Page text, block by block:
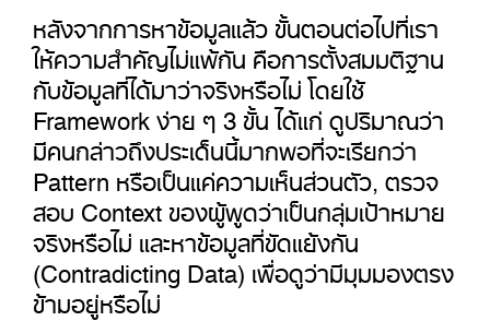
หลังจากการหาข้อมูลแล้ว ขั้นตอนต่อไปที่เรา
ให้ความสำคัญไม่แพ้กัน คือการตั้งสมมติฐาน
กับข้อมูลที่ได้มาว่าจริงหรือไม่ โดยใช้
Framework ง่าย ๆ 3 ขั้น ได้แก่ ดูปริมาณว่า
มีคนกล่าวถึงประเด็นนี้มากพอที่จะเรียกว่า
Pattern หรือเป็นแค่ความเห็นส่วนตัว, ตรวจ
สอบ Context ของผู้พูดว่าเป็นกลุ่มเป้าหมาย
จริงหรือไม่ และหาข้อมูลที่ขัดแย้งกัน
(Contradicting Data) เพื่อดูว่ามีมุมมองตรง
ข้ามอยู่หรือไม่